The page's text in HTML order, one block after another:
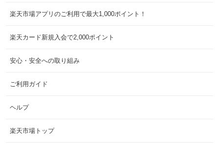
楽天市場アプリのご利用で最大1,000ポイント！
楽天カード新規入会で2,000ポイント
安心・安全への取り組み
ご利用ガイド
ヘルプ
楽天市場トップ